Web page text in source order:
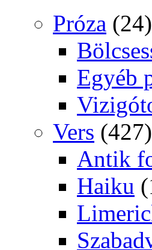
Próza (24)
Egyéb
Vers (427)
Antik
Haiku